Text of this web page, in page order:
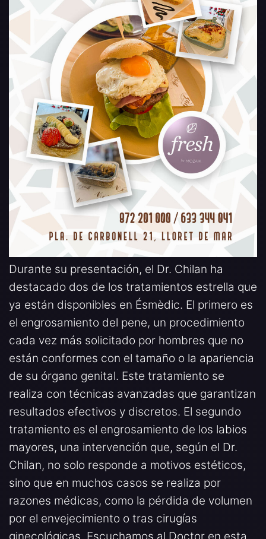
Durante su presentación, el Dr. Chilan ha
destacado dos de los tratamientos estrella que
ya están disponibles en Ésmèdic. El primero es
el engrosamiento del pene, un procedimiento
cada vez más solicitado por hombres que no
están conformes con el tamaño o la apariencia
de su órgano genital. Este tratamiento se
realiza con técnicas avanzadas que garantizan
resultados efectivos y discretos. El segundo
tratamiento es el engrosamiento de los labios
mayores, una intervención que, según el Dr.
Chilan, no solo responde a motivos estéticos,
sino que en muchos casos se realiza por
razones médicas, como la pérdida de volumen
por el envejecimiento o tras cirugías